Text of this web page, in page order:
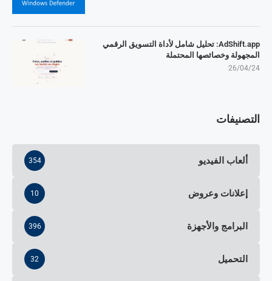
AdShift.app: تحليل شامل لأداة التسويق الرقمي
المجهولة وخصائصها المحتملة
26/04/24
التصنيفات
ألعاب الفيديو 354
إعلانات وعروض 10
البرامج والأجهزة 396
التحميل 32